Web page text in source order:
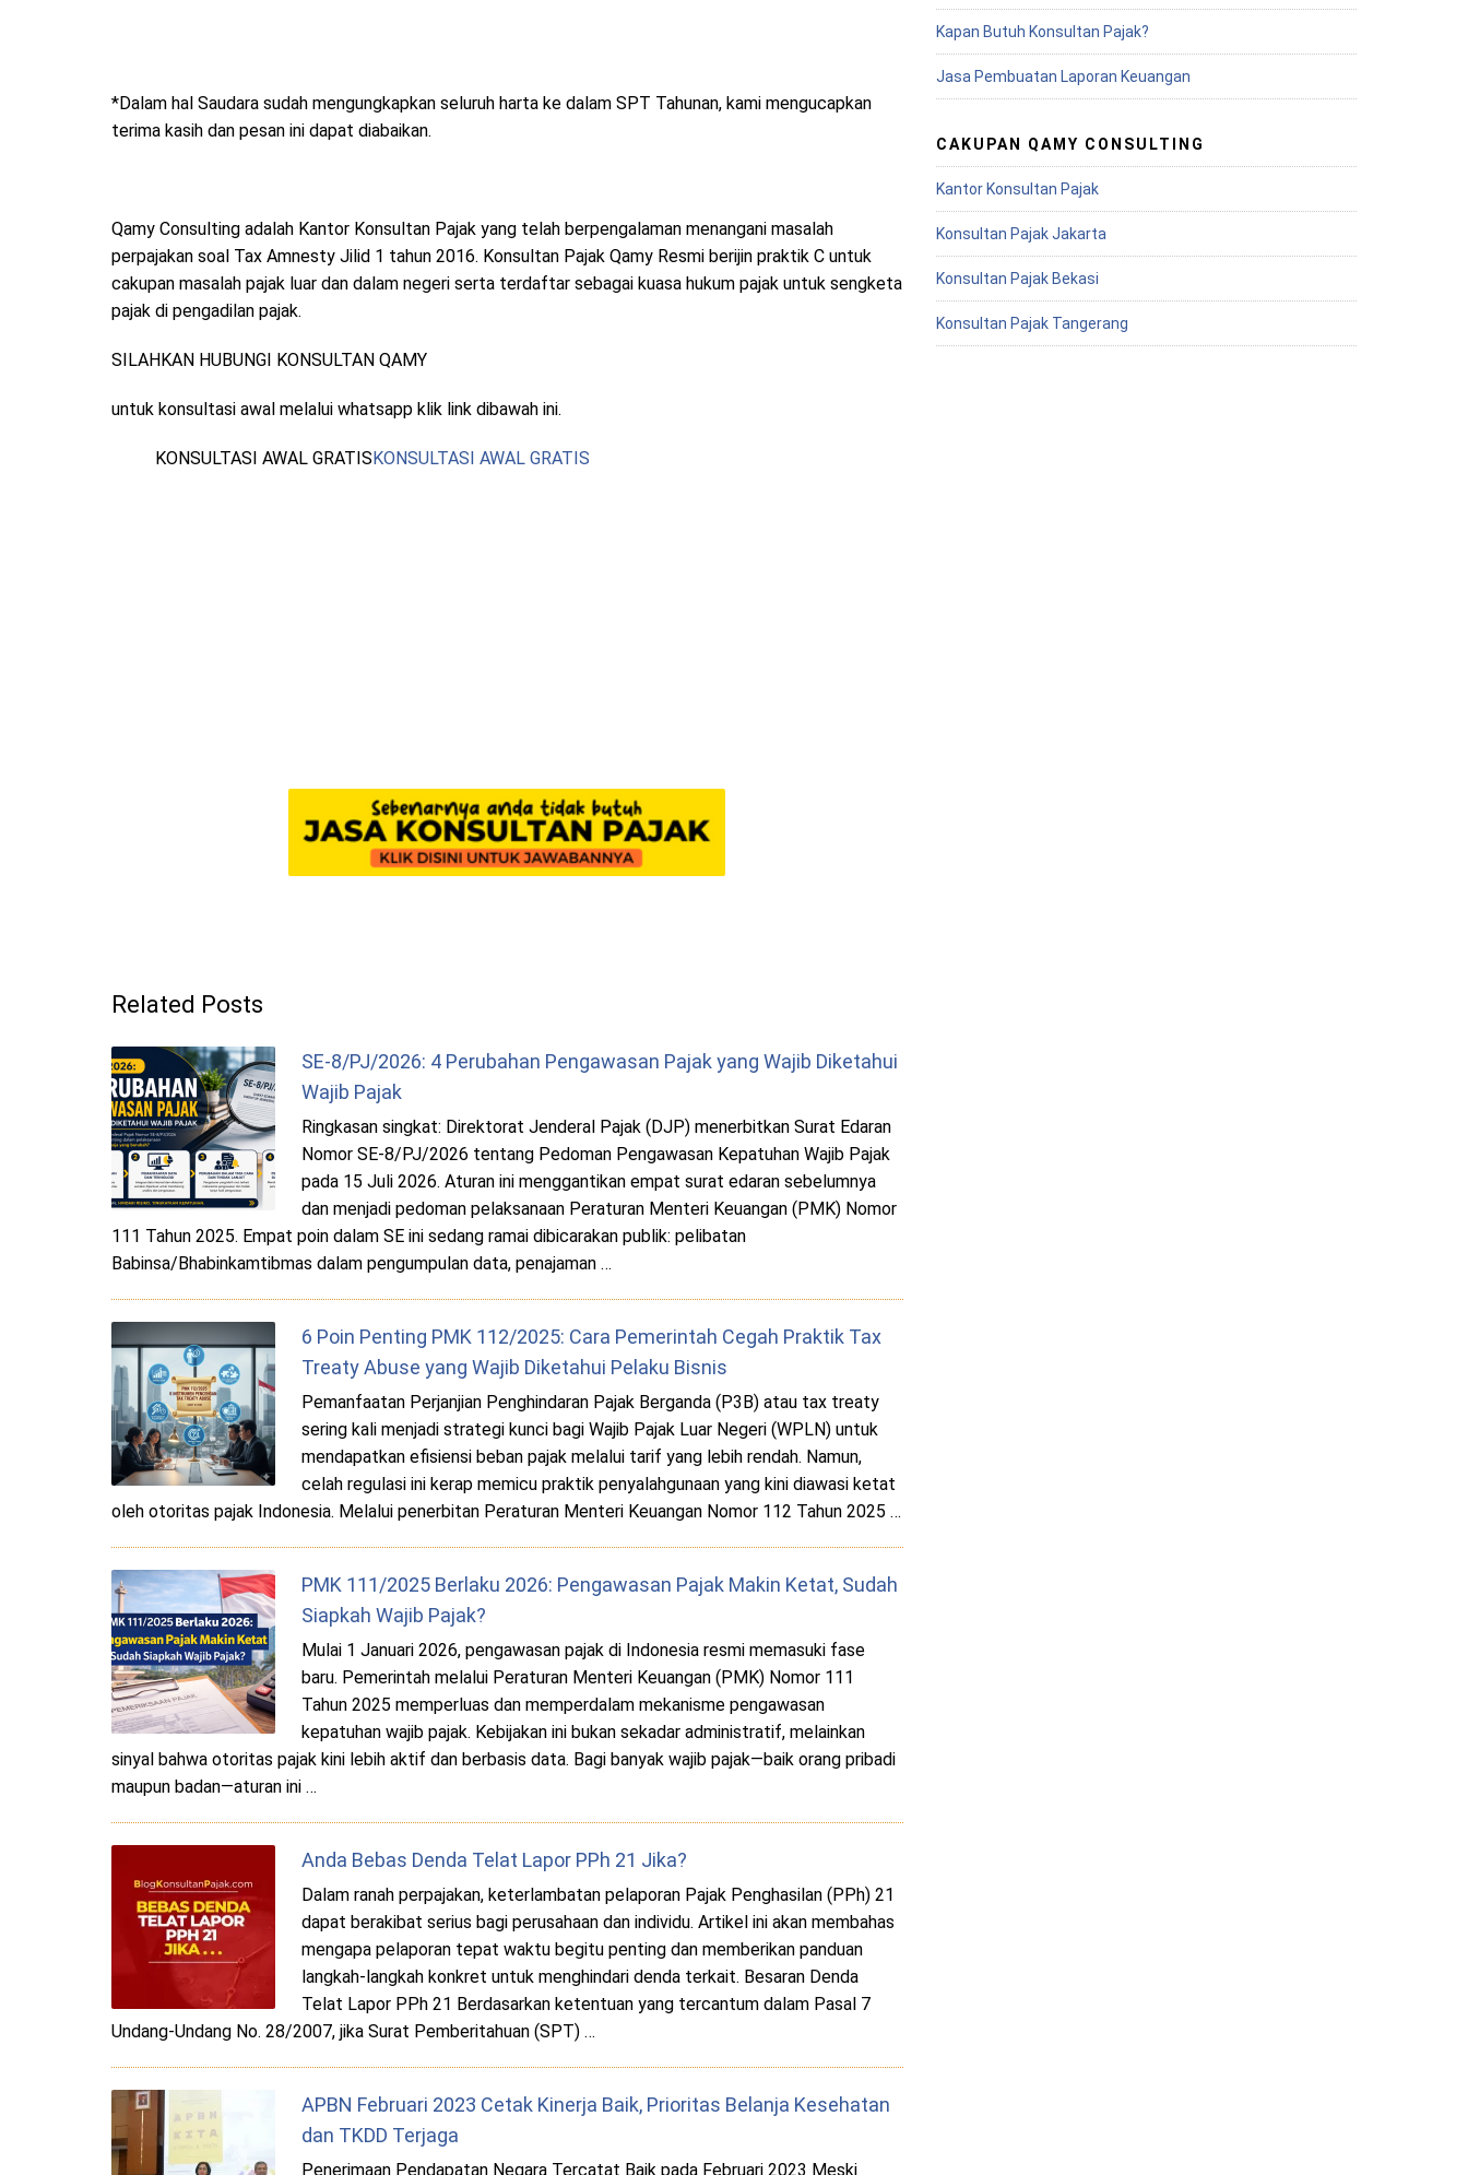
*Dalam hal Saudara sudah mengungkapkan seluruh harta ke dalam SPT Tahunan, kami mengucapkan
terima kasih dan pesan ini dapat diabaikan.
Qamy Consulting adalah Kantor Konsultan Pajak yang telah berpengalaman menangani masalah
perpajakan soal Tax Amnesty Jilid 1 tahun 2016. Konsultan Pajak Qamy Resmi berijin praktik C untuk
cakupan masalah pajak luar dan dalam negeri serta terdaftar sebagai kuasa hukum pajak untuk sengketa
pajak di pengadilan pajak.
SILAHKAN HUBUNGI KONSULTAN QAMY
untuk konsultasi awal melalui whatsapp klik link dibawah ini.
KONSULTASI AWAL GRATISKONSULTASI AWAL GRATIS
Related Posts
SE-8/PJ/2026: 4 Perubahan Pengawasan Pajak yang Wajib Diketahui
Wajib Pajak
Ringkasan singkat: Direktorat Jenderal Pajak (DJP) menerbitkan Surat Edaran
Nomor SE-8/PJ/2026 tentang Pedoman Pengawasan Kepatuhan Wajib Pajak
pada 15 Juli 2026. Aturan ini menggantikan empat surat edaran sebelumnya
dan menjadi pedoman pelaksanaan Peraturan Menteri Keuangan (PMK) Nomor
111 Tahun 2025. Empat poin dalam SE ini sedang ramai dibicarakan publik: pelibatan
Babinsa/Bhabinkamtibmas dalam pengumpulan data, penajaman …
6 Poin Penting PMK 112/2025: Cara Pemerintah Cegah Praktik Tax
Treaty Abuse yang Wajib Diketahui Pelaku Bisnis
Pemanfaatan Perjanjian Penghindaran Pajak Berganda (P3B) atau tax treaty
sering kali menjadi strategi kunci bagi Wajib Pajak Luar Negeri (WPLN) untuk
mendapatkan efisiensi beban pajak melalui tarif yang lebih rendah. Namun,
celah regulasi ini kerap memicu praktik penyalahgunaan yang kini diawasi ketat
oleh otoritas pajak Indonesia. Melalui penerbitan Peraturan Menteri Keuangan Nomor 112 Tahun 2025 …
PMK 111/2025 Berlaku 2026: Pengawasan Pajak Makin Ketat, Sudah
Siapkah Wajib Pajak?
Mulai 1 Januari 2026, pengawasan pajak di Indonesia resmi memasuki fase
baru. Pemerintah melalui Peraturan Menteri Keuangan (PMK) Nomor 111
Tahun 2025 memperluas dan memperdalam mekanisme pengawasan
kepatuhan wajib pajak. Kebijakan ini bukan sekadar administratif, melainkan
sinyal bahwa otoritas pajak kini lebih aktif dan berbasis data. Bagi banyak wajib pajak—baik orang pribadi
maupun badan—aturan ini …
Anda Bebas Denda Telat Lapor PPh 21 Jika?
Dalam ranah perpajakan, keterlambatan pelaporan Pajak Penghasilan (PPh) 21
dapat berakibat serius bagi perusahaan dan individu. Artikel ini akan membahas
mengapa pelaporan tepat waktu begitu penting dan memberikan panduan
langkah-langkah konkret untuk menghindari denda terkait. Besaran Denda
Telat Lapor PPh 21 Berdasarkan ketentuan yang tercantum dalam Pasal 7
Undang-Undang No. 28/2007, jika Surat Pemberitahuan (SPT) …
APBN Februari 2023 Cetak Kinerja Baik, Prioritas Belanja Kesehatan
dan TKDD Terjaga
Penerimaan Pendapatan Negara Tercatat Baik pada Februari 2023 Meski
Kapan Butuh Konsultan Pajak?
Jasa Pembuatan Laporan Keuangan
CAKUPAN QAMY CONSULTING
Kantor Konsultan Pajak
Konsultan Pajak Jakarta
Konsultan Pajak Bekasi
Konsultan Pajak Tangerang